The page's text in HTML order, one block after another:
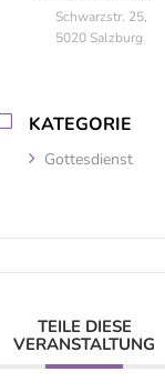
Schwarzstr. 25,
5020 Salzburg
KATEGORIE
Gottesdienst
TEILE DIESE
VERANSTALTUNG